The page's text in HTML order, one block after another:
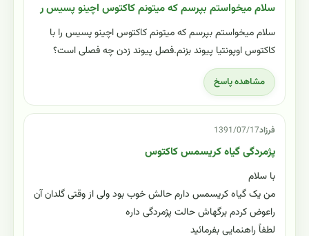
سلام میخواستم بپرسم که میتونم کاکتوس اچینو پسیس ر
سلام میخواستم بپرسم که میتونم کاکتوس اچینو پسیس را با
کاکتوس اوپونتیا پیوند بزنم.فصل پیوند زدن چه فصلی است؟
مشاهده پاسخ
فرزاد1391/07/17
پژمردگی گیاه کریسمس کاکتوس
با سلام
من یک گیاه کریسمس دارم حالش خوب بود ولی از وقتی گلدان آن
راعوض کردم برگهاش حالت پژمردگی داره
لطفاً راهنمایی بفرمائید